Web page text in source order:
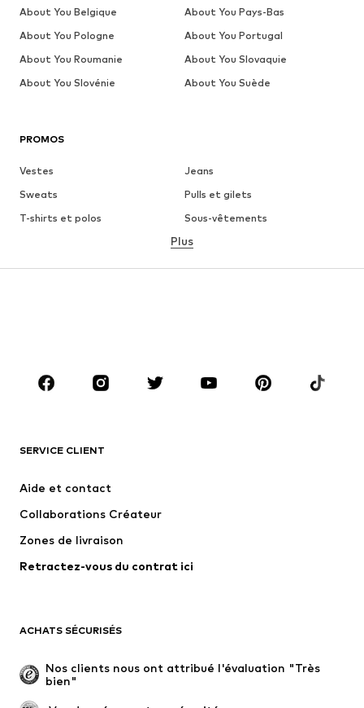
PROMOS
Vestes
Jeans
Sweats
Pulls et gilets
T-shirts et polos
Sous-vêtements
Chemises
VÊTEMENTS
T-shirts et polos
Pantalons
Sous-vêtements
Costumes et vestes classiques
Maillots de bain
Grandes tailles
Nouveautés
Boots et bottes
Baskets
Plus
SERVICE CLIENT
Aide et contact
Collaborations Créateur
Zones de livraison
Retractez-vous du contrat ici
ACHATS SÉCURISÉS
Nos clients nous ont attribué l'évaluation "Très
bien"
About You Belgique
About You Pays-Bas
About You Pologne
About You Portugal
About You Roumanie
About You Slovaquie
About You Slovénie
About You Suède